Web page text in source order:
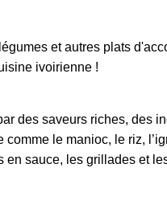
des saveurs riches, des
le manioc, le riz,
en sauce, les grillades et